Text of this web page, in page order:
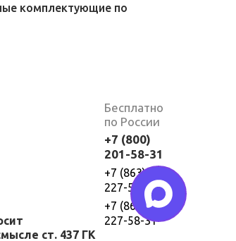
комплектующие по
ст. 437 ГК
Бесплатно
по России
+7 (800)
201-58-31
+7 (863)
227-58-30
+7 (863)
227-58-31